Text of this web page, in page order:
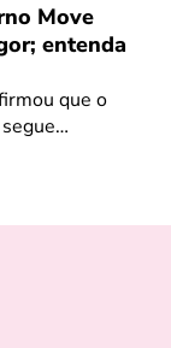
Move
entenda
que o